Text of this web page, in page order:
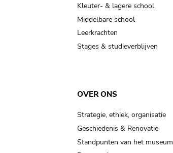
Kleuter- & lagere school
Middelbare school
Leerkrachten
Stages & studieverblijven
OVER ONS
Strategie, ethiek, organisatie
Geschiedenis & Renovatie
Standpunten van het museum